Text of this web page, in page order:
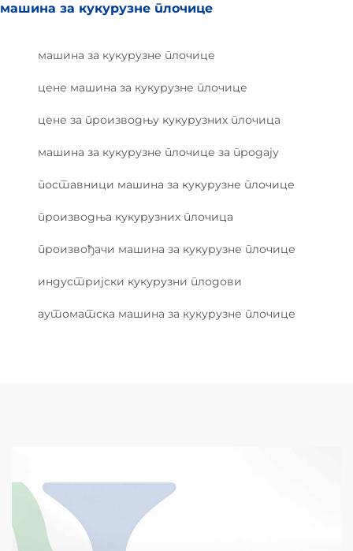
машина за кукурузне плочице
машина за кукурузне плочице
цене машина за кукурузне плочице
цене за производњу кукурузних плочица
машина за кукурузне плочице за продају
поставници машина за кукурузне плочице
производња кукурузних плочица
произвођачи машина за кукурузне плочице
индустријски кукурузни плодови
аутоматска машина за кукурузне плочице